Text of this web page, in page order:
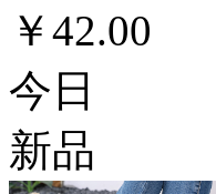
￥42.00
今日
新品